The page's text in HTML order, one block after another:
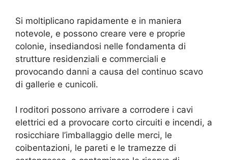
Si moltiplicano rapidamente e in maniera
notevole, e possono creare vere e proprie
colonie, insediandosi nelle fondamenta di
strutture residenziali e commerciali e
provocando danni a causa del continuo scavo
di gallerie e cunicoli.
I roditori possono arrivare a corrodere i cavi
elettrici ed a provocare corto circuiti e incendi, a
rosicchiare l’imballaggio delle merci, le
coibentazioni, le pareti e le tramezze di